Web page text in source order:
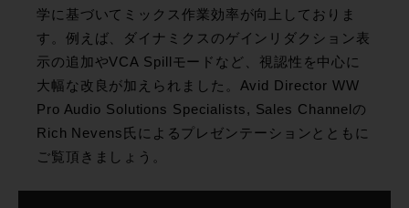
学に基づいてミックス作業効率が向上しておりま
す。例えば、ダイナミクスのゲインリダクション表
示の追加やVCA Spillモードなど、視認性を中心に
大幅な改良が加えられました。Avid Director WW
Pro Audio Solutions Specialists, Sales Channelの
Rich Nevens氏によるプレゼンテーションとともに
ご覧頂きましょう。